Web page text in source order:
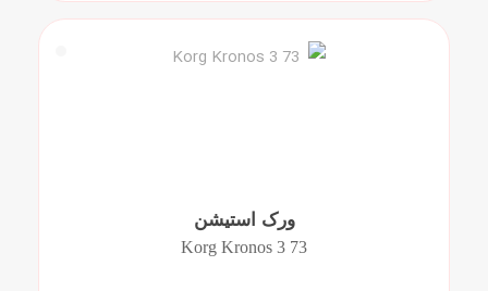
ورک استیشن
Korg Kronos 3 73